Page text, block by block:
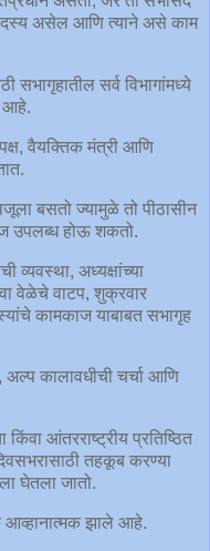
असेल आणि त्याने असे काम
सभागृहातील सर्व विभागांमध्ये
आहे.
वैयक्तिक मंत्री आणि
बसतो ज्यामुळे तो पीठासीन
उपलब्ध होऊ शकतो.
व्यवस्था, अध्यक्षांच्या
वेळेचे वाटप, शुक्रवार
कामकाज याबाबत सभागृह
कालावधीची चर्चा आणि
किंवा आंतरराष्ट्रीय प्रतिष्ठित
तहकूब करण्या
घेतला जातो.
आव्हानात्मक झाले आहे.